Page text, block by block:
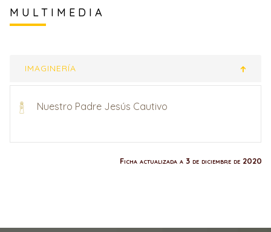
MULTIMEDIA
IMAGINERÍA
Nuestro Padre Jesús Cautivo
Ficha actualizada a 3 de diciembre de 2020